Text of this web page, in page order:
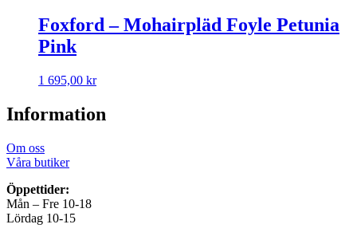
Foxford – Mohairpläd Foyle Petunia
Pink
1 695,00 kr
Information
Om oss
Våra butiker
Öppettider:
Mån – Fre 10-18
Lördag 10-15